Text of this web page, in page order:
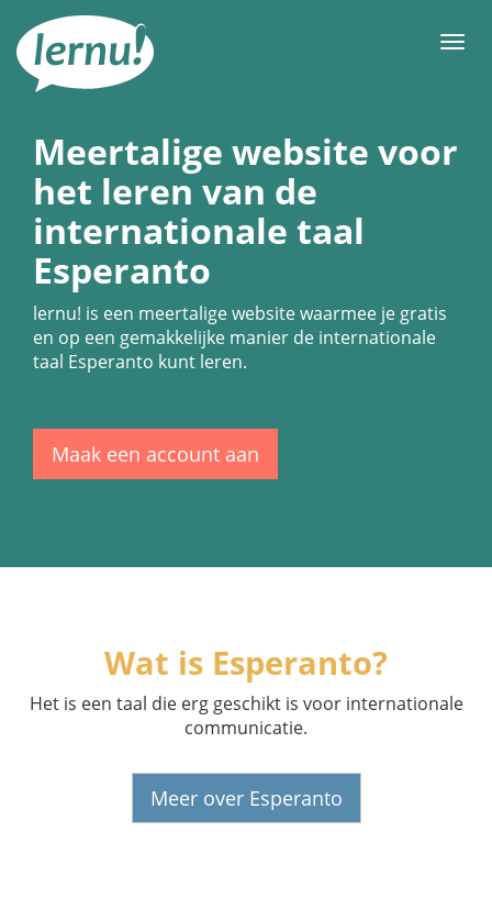
inhoud
Meertalige website voor
het leren van de
internationale taal
Esperanto
lernu! is een meertalige website waarmee je gratis
en op een gemakkelijke manier de internationale
taal Esperanto kunt leren.
Maak een account aan
Wat is Esperanto?
Het is een taal die erg geschikt is voor internationale
communicatie.
Meer over Esperanto